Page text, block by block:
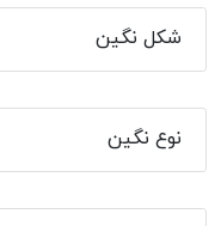
شکل نگین
نوع نگین